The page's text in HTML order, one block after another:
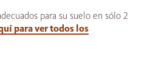
para su suelo en sólo 2
para ver todos los